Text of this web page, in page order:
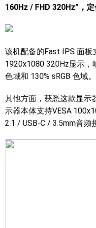
160Hz / FHD 320Hz”，
该机配备的Fast IPS 面
1920x1080 320Hz显示，
色域和 130% sRGB 色域。
其他方面，获悉这款显示
示器本体支持VESA
2.1 / USB-C / 3.5mm音频